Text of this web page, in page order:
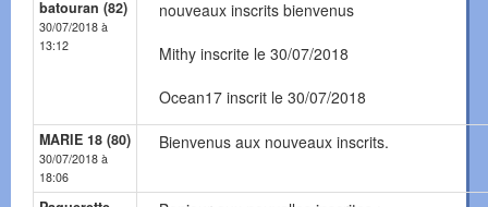
batouran (82)
30/07/2018 à
13:12
nouveaux inscrits bienvenus
Mithy inscrite le 30/07/2018
Ocean17 inscrit le 30/07/2018
MARIE 18 (80)
30/07/2018 à
18:06
Bienvenus aux nouveaux inscrits.